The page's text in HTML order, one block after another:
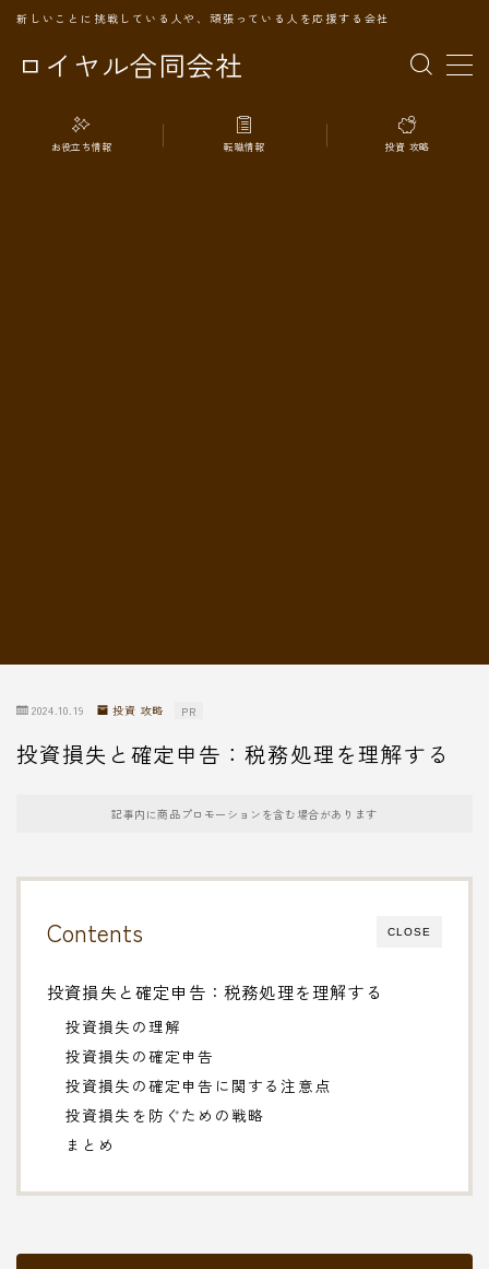
ロイヤル合同会社
新しいことに挑戦している人や、頑張っている人を応援する会社
MENU
TOPページ
お役立ち情報 転職情報 投資 攻略
2024.10.19 投資 攻略 PR
投資損失と確定申告：税務処理を理解する
記事内に商品プロモーションを含む場合があります
CLOSE
Contents
投資損失と確定申告：税務処理を理解する
投資損失の理解
投資損失の確定申告
投資損失の確定申告に関する注意点
投資損失を防ぐための戦略
まとめ